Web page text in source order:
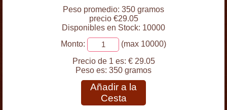
Peso promedio: 350 gramos
precio €29.05
Disponibles en Stock: 10000
Monto:
(max 10000)
Precio de 1 es: € 29.05
Peso es: 350 gramos
Añadir a la
Cesta